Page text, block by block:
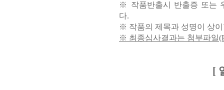
※ 작품반출시 반출증 또는
다.
※ 작품의 제목과 성명이 상
※ 최종심사결과는 첨부파일
[